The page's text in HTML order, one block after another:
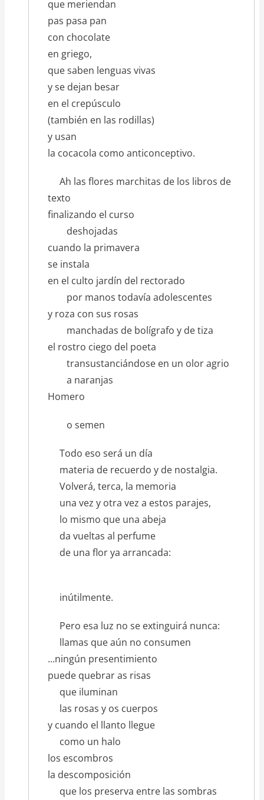
que meriendan
pas pasa pan
con chocolate
en griego,
que saben lenguas vivas
y se dejan besar
en el crepúsculo
(también en las rodillas)
y usan
la cocacola como anticonceptivo.
Ah las flores marchitas de los libros de
texto
finalizando el curso
deshojadas
cuando la primavera
se instala
en el culto jardín del rectorado
por manos todavía adolescentes
y roza con sus rosas
manchadas de bolígrafo y de tiza
el rostro ciego del poeta
transustanciándose en un olor agrio
a naranjas
Homero
o semen
Todo eso será un día
materia de recuerdo y de nostalgia.
Volverá, terca, la memoria
una vez y otra vez a estos parajes,
lo mismo que una abeja
da vueltas al perfume
de una flor ya arrancada:
inútilmente.
Pero esa luz no se extinguirá nunca:
llamas que aún no consumen
...ningún presentimiento
puede quebrar as risas
que iluminan
las rosas y os cuerpos
y cuando el llanto llegue
como un halo
los escombros
la descomposición
que los preserva entre las sombras